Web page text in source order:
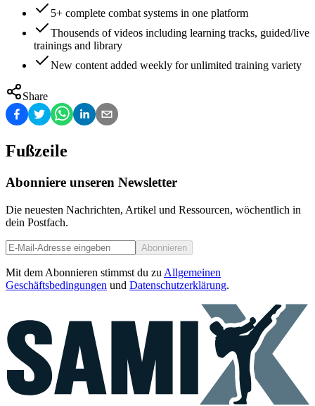
5+ complete combat systems in one platform
Thousends of videos including learning tracks, guided/live
trainings and library
New content added weekly for unlimited training variety
Share
Fußzeile
Abonniere unseren Newsletter
Die neuesten Nachrichten, Artikel und Ressourcen, wöchentlich in
dein Postfach.
Abonnieren
Mit dem Abonnieren stimmst du zu Allgemeinen
Geschäftsbedingungen und Datenschutzerklärung.